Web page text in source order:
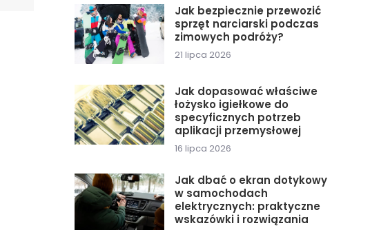
Jak bezpiecznie przewozić
sprzęt narciarski podczas
zimowych podróży?
21 lipca 2026
Jak dopasować właściwe
łożysko igiełkowe do
specyficznych potrzeb
aplikacji przemysłowej
16 lipca 2026
Jak dbać o ekran dotykowy
w samochodach
elektrycznych: praktyczne
wskazówki i rozwiązania